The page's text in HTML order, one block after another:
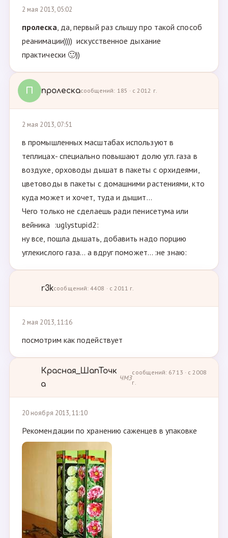
2 мая 2013, 05:02
пролеска, да, первый раз слышу про такой способ
реанимации)))) искусственное дыхание
практически 🙂))
П пролескасообщений: 185 · с 2012 г.
2 мая 2013, 07:51
в промышленных масштабах используют в
теплицах- специально повышают долю угл. газа в
воздухе, орховоды дышат в пакеты с орхидеями,
цветоводы в пакеты с домашними растениями, кто
куда может и хочет, туда и дышит...
Чего только не сделаешь ради пенисетума или
вейника :uglystupid2:
ну все, пошла дышать, добавить надо порцию
углекислого газа... а вдруг поможет... :не знаю:
r3kсообщений: 4408 · с 2011 г.
2 мая 2013, 11:16
посмотрим как подействует
Красная_ШапТочк
а
ЧМЗ
сообщений: 6713 · с 2008
г.
20 ноября 2013, 11:10
Рекомендации по хранению саженцев в упаковке